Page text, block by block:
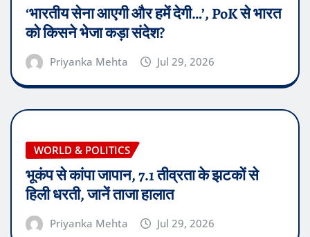
‘भारतीय सेना आएगी और हमें देगी…’, PoK से भारत
को किसने भेजा कड़ा संदेश?
Priyanka Mehta Jul 29, 2026
WORLD & POLITICS
भूकंप से कांपा जापान, 7.1 तीव्रता के झटकों से
हिली धरती, जानें ताजा हालात
Priyanka Mehta Jul 29, 2026